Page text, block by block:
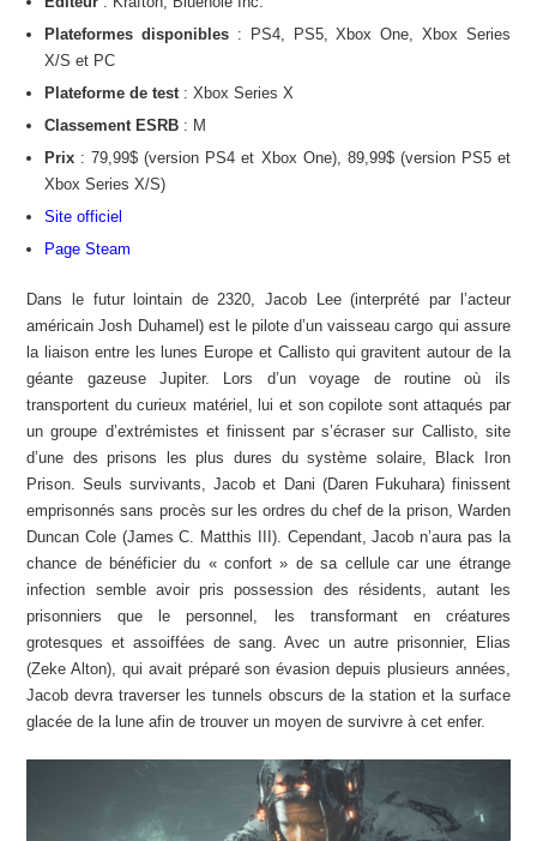
Plateformes disponibles : PS4, PS5, Xbox One, Xbox Series
X/S et PC
Plateforme de test : Xbox Series X
Classement ESRB : M
Prix : 79,99$ (version PS4 et Xbox One), 89,99$ (version PS5 et
Xbox Series X/S)
Site officiel
Page Steam
Dans le futur lointain de 2320, Jacob Lee (interprété par l’acteur
américain Josh Duhamel) est le pilote d’un vaisseau cargo qui assure
la liaison entre les lunes Europe et Callisto qui gravitent autour de la
géante gazeuse Jupiter. Lors d’un voyage de routine où ils
transportent du curieux matériel, lui et son copilote sont attaqués par
un groupe d’extrémistes et finissent par s’écraser sur Callisto, site
d’une des prisons les plus dures du système solaire, Black Iron
Prison. Seuls survivants, Jacob et Dani (Daren Fukuhara) finissent
emprisonnés sans procès sur les ordres du chef de la prison, Warden
Duncan Cole (James C. Matthis III). Cependant, Jacob n’aura pas la
chance de bénéficier du « confort » de sa cellule car une étrange
infection semble avoir pris possession des résidents, autant les
prisonniers que le personnel, les transformant en créatures
grotesques et assoiffées de sang. Avec un autre prisonnier, Elias
(Zeke Alton), qui avait préparé son évasion depuis plusieurs années,
Jacob devra traverser les tunnels obscurs de la station et la surface
glacée de la lune afin de trouver un moyen de survivre à cet enfer.